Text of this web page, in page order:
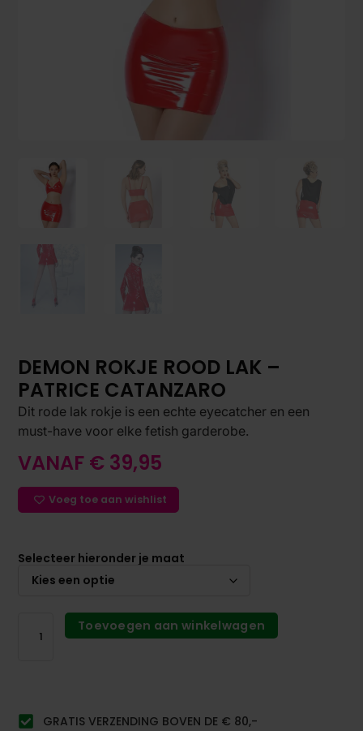
DEMON ROKJE ROOD LAK –
PATRICE CATANZARO
Dit rode lak rokje is een echte eyecatcher en een
must-have voor elke fetish garderobe.
VANAF € 39,95
Voeg toe aan wishlist
Selecteer hieronder je maat
Toevoegen aan winkelwagen
GRATIS VERZENDING BOVEN DE € 80,-